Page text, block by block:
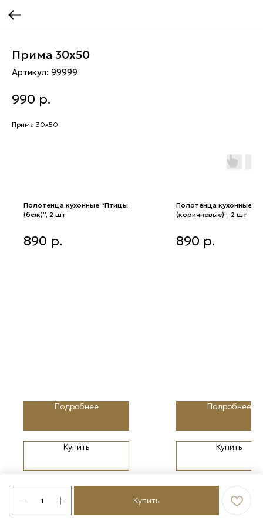
Прима 30x50
Артикул: 99999
990 р.
Купить
Прима 30x50
Полотенца кухонные “Птицы
(беж)”, 2 шт
(беж)”, 2 шт
890 р.
Подробнее
Купить
Полотенца кухонные
(коричневые)”, 2 шт
(коричневые)”, 2 шт
890 р.
Подробнее
Купить